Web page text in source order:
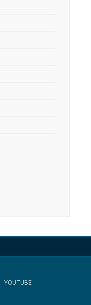
YOUTUBE